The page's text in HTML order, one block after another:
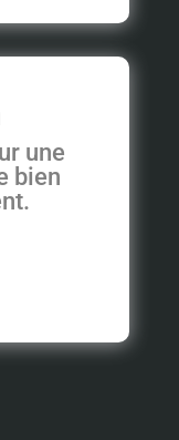
une
bien